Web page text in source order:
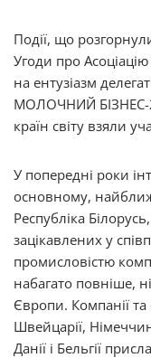
Події, що
Угоди про
на ентузіазм
МОЛОЧНИЙ БІЗНЕС-
країн світу взяли
У попередні роки
основному,
Республіка
зацікавлених у
промисловістю
набагато повніше,
Європи. Компанії та
Швейцарії,
Данії і Бельгії